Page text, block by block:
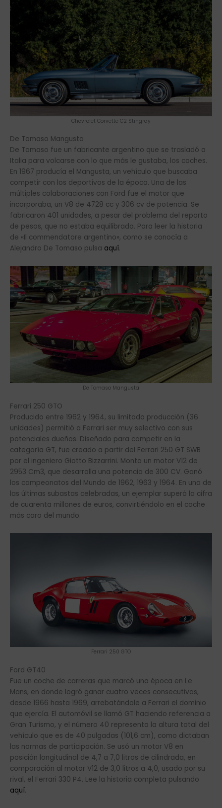
Chevrolet Corvette C2 Stingray
De Tomaso Mangusta
De Tomaso fue un fabricante argentino que se trasladó a
Italia para volcarse con lo que más le gustaba, los coches.
En 1967 producía el Mangusta, un vehículo que buscaba
competir con los deportivos de la época. Una de las
múltiples colaboraciones con Ford fue el motor que
incorporaba, un V8 de 4728 cc y 306 cv de potencia. Se
fabricaron 401 unidades, a pesar del problema del reparto
de pesos, que no estaba equilibrado. Para leer la historia
de «Il commendatore argentino», como se conocía a
Alejandro De Tomaso pulsa aquí.
De Tomaso Mangusta
Ferrari 250 GTO
Producido entre 1962 y 1964, su limitada producción (36
unidades) permitió a Ferrari ser muy selectivo con sus
potenciales dueños. Diseñado para competir en la
categoría GT, fue creado a partir del Ferrari 250 GT SWB
por el ingeniero Giotto Bizzarrini. Monta un motor V12 de
2953 Cm3, que desarrolla una potencia de 300 CV. Ganó
los campeonatos del Mundo de 1962, 1963 y 1964. En una de
las últimas subastas celebradas, un ejemplar superó la cifra
de cuarenta millones de euros, convirtiéndolo en el coche
más caro del mundo.
Ferrari 250 GTO
Ford GT40
Fue un coche de carreras que marcó una época en Le
Mans, en donde logró ganar cuatro veces consecutivas,
desde 1966 hasta 1969, arrebatándole a Ferrari el dominio
que ejercía. El automóvil se llamó GT haciendo referencia a
Gran Turismo, y el número 40 representa la altura total del
vehículo que es de 40 pulgadas (101,6 cm), como dictaban
las normas de participación. Se usó un motor V8 en
posición longitudinal de 4,7 a 7,0 litros de cilindrada, en
comparación al motor V12 de 3,0 litros a 4,0, usado por su
rival, el Ferrari 330 P4. Lee la historia completa pulsando
aquí.